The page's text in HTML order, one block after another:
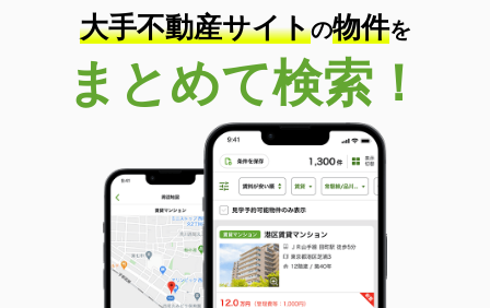
間取り
1K
山梨県甲府市天神町
価 格
8.10万円
山梨県甲府市天神町
25.89m²
間取り
1K
山梨県甲府市中村町
価 格
6.40万円
住 所
山梨県甲府市中村町
大手不動産サイトの物件を
まとめて検索！